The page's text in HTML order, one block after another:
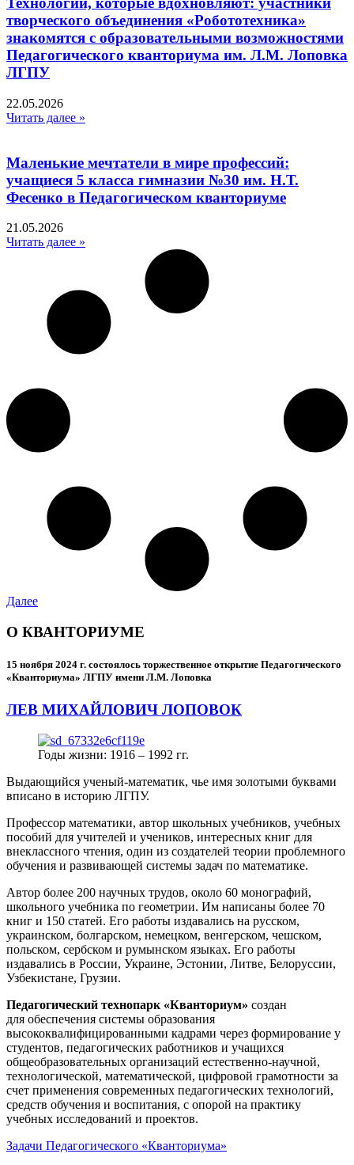
творческого объединения «Робототехника»
знакомятся с образовательными возможностями
Педагогического кванториума им. Л.М. Лоповка
ЛГПУ
22.05.2026
Читать далее »
Маленькие мечтатели в мире профессий:
учащиеся 5 класса гимназии №30 им. Н.Т.
Фесенко в Педагогическом кванториуме
21.05.2026
Читать далее »
Далее
О КВАНТОРИУМЕ
15 ноября 2024 г. состоялось торжественное открытие Педагогического
«Кванториума» ЛГПУ имени Л.М. Лоповка
ЛЕВ МИХАЙЛОВИЧ ЛОПОВОК
Годы жизни: 1916 – 1992 гг.
Выдающийся ученый-математик, чье имя золотыми буквами
вписано в историю ЛГПУ.
Профессор математики, автор школьных учебников, учебных
пособий для учителей и учеников, интересных книг для
внеклассного чтения, один из создателей теории проблемного
обучения и развивающей системы задач по математике.
Автор более 200 научных трудов, около 60 монографий,
школьного учебника по геометрии. Им написаны более 70
книг и 150 статей. Его работы издавались на русском,
украинском, болгарском, немецком, венгерском, чешском,
польском, сербском и румынском языках. Его работы
издавались в России, Украине, Эстонии, Литве, Белоруссии,
Узбекистане, Грузии.
Педагогический технопарк «Кванториум» создан
для обеспечения системы образования
высококвалифицированными кадрами через формирование у
студентов, педагогических работников и учащихся
общеобразовательных организаций естественно-научной,
технологической, математической, цифровой грамотности за
счет применения современных педагогических технологий,
средств обучения и воспитания, с опорой на практику
учебных исследований и проектов.
Задачи Педагогического «Кванториума»